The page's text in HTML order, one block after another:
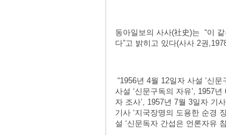
동아일보의 사사(社史)는 “이
다”고 밝히고 있다(사사 2권
“1956년 4월 12일자 사설 ‘신
사설 ‘신문구독의 자유’, 1957
자 조사’, 1957년 7월 3일자 기
기사 ‘지국장명의 도용한 순경
설 ‘신문독자 간섭은 언론자유